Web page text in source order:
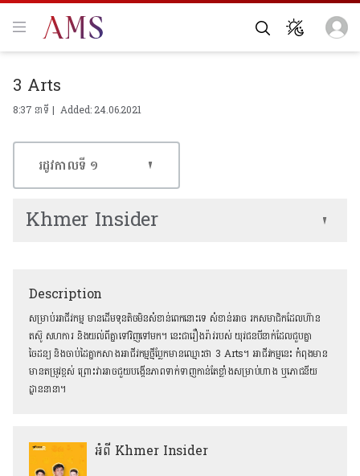
3 Arts
8:37 នាទី | Added: 24.06.2021
Description
សម្រាប់អាជីវកម្ម មានដើមទុនតិចមិនសំខាន់ពេកនោះទេ សំខាន់អាច រកសមាជិកដែលហ៊ាន
តស៊ូ សហការ និងយល់ពីគ្នាទៅវិញទៅមក។ នេះជារឿងរ៉ាវរបស់ យុវជនបីនាក់ដែលជួបគ្នា
ចៃដន្យ និងចាប់ដៃគ្នាកសាងអាជីវកម្មថ្មីប្លែកមានឈ្មោះថា 3 Arts។ អាជីវកម្មនេះ កំពុងមាន
មានតម្រូវខ្ពស់ ព្រោះវាអាចជួយបង្កើនភាពទាក់ទាញកាន់តែខ្លាំងសម្រាប់ហាង ឬភោជនីយ
ដ្ឋាននានា។
អំពី Khmer Insider
រដូវកាលទី​ ១
Khmer Insider